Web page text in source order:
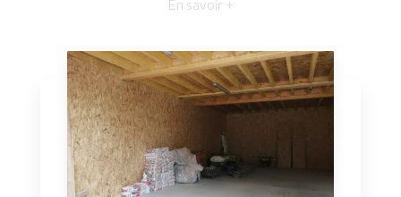
En savoir +